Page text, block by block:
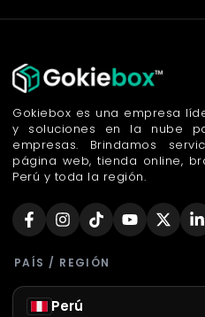
Gokiebox es una empresa
y soluciones en la nube
empresas. Brindamos
página web, tienda online,
Perú y toda la región.
PAÍS / REGIÓN
Perú